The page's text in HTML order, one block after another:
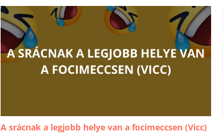
A srácnak a legjobb helye van a focimeccsen (Vicc)